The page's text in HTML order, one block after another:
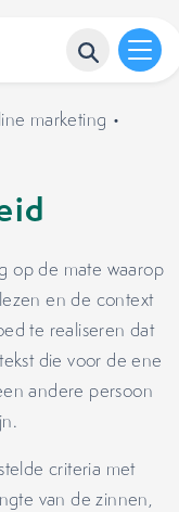
marketing •
op de mate waarop
en de context
te realiseren dat
die voor de ene
andere persoon
criteria met
van de zinnen,